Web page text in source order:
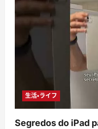
生活・ライフ
Segredos do iPad